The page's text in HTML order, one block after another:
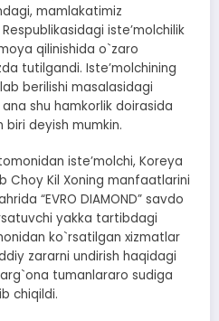
mamlakatimiz
isteʼmolchilik
qilinishida o`zaro
tutilgandi. Isteʼmolchining
berilishi masalasidagi
shu hamkorlik doirasida
deyish mumkin.
isteʼmolchi, Koreya
Choy Kil Xoning manfaatlarini
“EVRO DIAMOND” savdo
yakka tartibdagi
ko`rsatilgan xizmatlar
zararni undirish haqidagi
tumanlararo sudiga
chiqildi.